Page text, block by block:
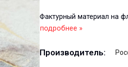
Фактурный материал на
подробнее »
Производитель: